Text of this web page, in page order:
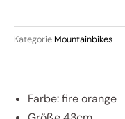
Kategorie Mountainbikes
Farbe: fire orange